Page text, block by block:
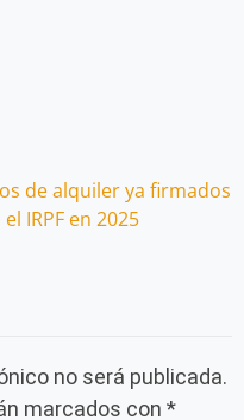
de alquiler ya firmados
IRPF en 2025
no será publicada.
marcados con *